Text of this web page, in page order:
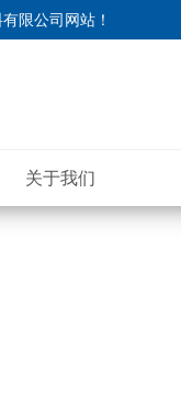
限公司网站 ！
关于我们